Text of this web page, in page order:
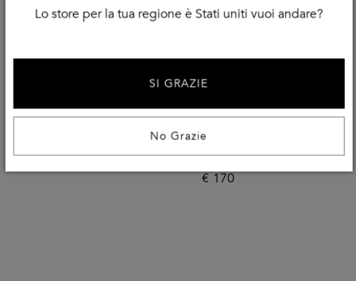
SEBAGO
Mocassini Dan Lug In Pelle
SEBAGO
Scarpe Da Barca Portland In
Pelle
€ 170
Lo store per la tua regione è Stati uniti vuoi andare?
No Grazie
SI GRAZIE